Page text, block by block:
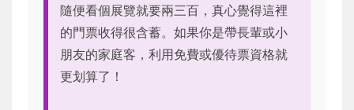
隨便看個展覽就要兩三百，真心覺得這裡
的門票收得很含蓄。如果你是帶長輩或小
朋友的家庭客，利用免費或優待票資格就
更划算了！